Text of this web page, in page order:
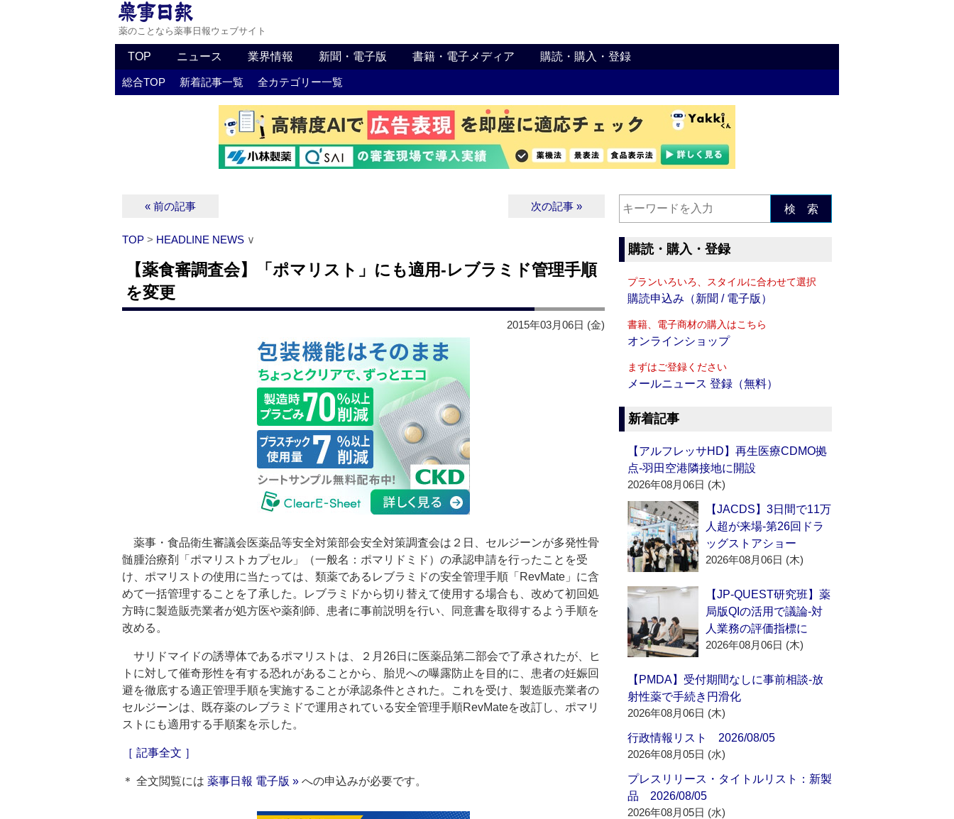
薬のことなら薬事日報ウェブサイト
TOP ニュース 業界情報 新聞・電子版 書籍・電子メディア 購読・購入・登録
総合TOP 新着記事一覧 全カテゴリー一覧
« 前の記事 次の記事 »
TOP > HEADLINE NEWS ∨
【薬食審調査会】「ポマリスト」にも適用‐レブラミド管理手順
を変更
2015年03月06日 (金)
薬事・食品衛生審議会医薬品等安全対策部会安全対策調査会は２日、セルジーンが多発性骨
髄腫治療剤「ポマリストカプセル」（一般名：ポマリドミド）の承認申請を行ったことを受
け、ポマリストの使用に当たっては、類薬であるレブラミドの安全管理手順「RevMate」に含
めて一括管理することを了承した。レブラミドから切り替えて使用する場合も、改めて初回処
方時に製造販売業者が処方医や薬剤師、患者に事前説明を行い、同意書を取得するよう手順を
改める。
サリドマイドの誘導体であるポマリストは、２月26日に医薬品第二部会で了承されたが、ヒ
トに対して催奇形性を有する恐れがあることから、胎児への曝露防止を目的に、患者の妊娠回
避を徹底する適正管理手順を実施することが承認条件とされた。これを受け、製造販売業者の
セルジーンは、既存薬のレブラミドで運用されている安全管理手順RevMateを改訂し、ポマリ
ストにも適用する手順案を示した。
［ 記事全文 ］
＊ 全文閲覧には 薬事日報 電子版 » への申込みが必要です。
検 索
購読・購入・登録
プランいろいろ、スタイルに合わせて選択
購読申込み（新聞 / 電子版）
書籍、電子商材の購入はこちら
オンラインショップ
まずはご登録ください
メールニュース 登録（無料）
新着記事
【アルフレッサHD】再生医療CDMO拠
点‐羽田空港隣接地に開設
2026年08月06日 (木)
【JACDS】3日間で11万
人超が来場‐第26回ドラ
ッグストアショー
2026年08月06日 (木)
【JP-QUEST研究班】薬
局版QIの活用で議論‐対
人業務の評価指標に
2026年08月06日 (木)
【PMDA】受付期間なしに事前相談‐放
射性薬で手続き円滑化
2026年08月06日 (木)
行政情報リスト 2026/08/05
2026年08月05日 (水)
プレスリリース・タイトルリスト：新製
品 2026/08/05
2026年08月05日 (水)